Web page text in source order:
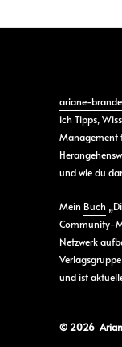
ariane-
ich Tipps,
Management
und wie du
Mein Buch
Community-
Netzwerk
und ist
© 2026